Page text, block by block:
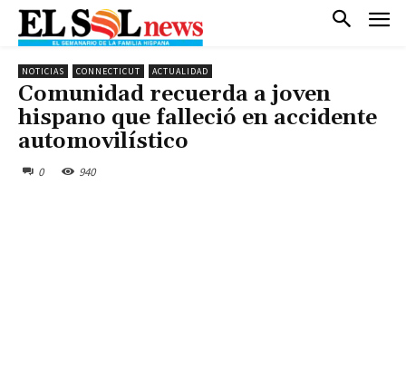
NOTICIAS CONNECTICUT ACTUALIDAD
Comunidad recuerda a joven
hispano que falleció en accidente
automovilístico
0 940